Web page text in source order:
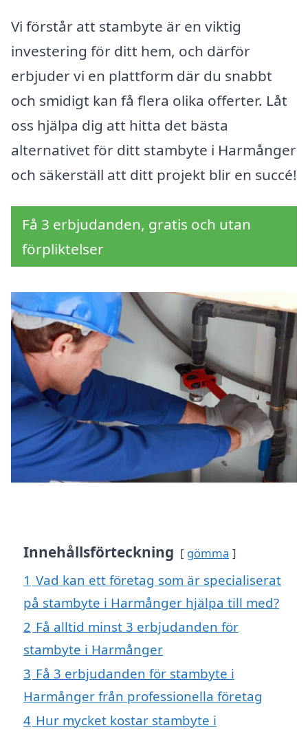
Vi förstår att stambyte är en viktig
investering för ditt hem, och därför
erbjuder vi en plattform där du snabbt
och smidigt kan få flera olika offerter. Låt
oss hjälpa dig att hitta det bästa
alternativet för ditt stambyte i Harmånger
och säkerställ att ditt projekt blir en succé!
Få 3 erbjudanden, gratis och utan
förpliktelser
Innehållsförteckning gömma
1 Vad kan ett företag som är specialiserat
på stambyte i Harmånger hjälpa till med?
2 Få alltid minst 3 erbjudanden för
stambyte i Harmånger
3 Få 3 erbjudanden för stambyte i
Harmånger från professionella företag
4 Hur mycket kostar stambyte i